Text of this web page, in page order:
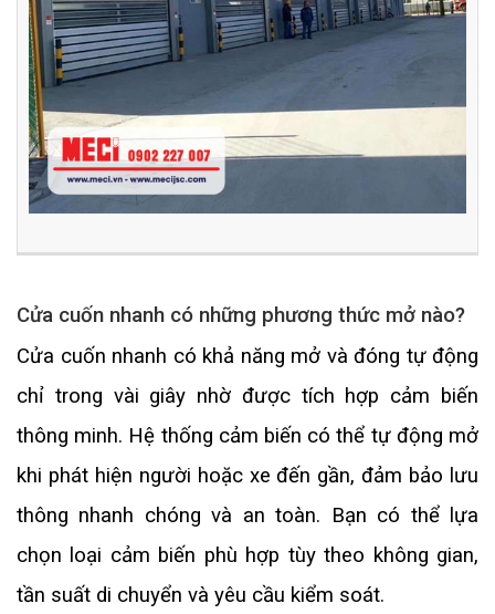
Cửa cuốn nhanh có những phương thức mở nào?
Cửa cuốn nhanh có khả năng mở và đóng tự động
chỉ trong vài giây nhờ được tích hợp cảm biến
thông minh. Hệ thống cảm biến có thể tự động mở
khi phát hiện người hoặc xe đến gần, đảm bảo lưu
thông nhanh chóng và an toàn. Bạn có thể lựa
chọn loại cảm biến phù hợp tùy theo không gian,
tần suất di chuyển và yêu cầu kiểm soát.